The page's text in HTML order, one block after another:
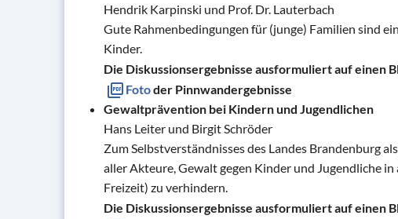
Hendrik Karpinski und Prof. Dr. Lauterbach
Gute Rahmenbedingungen für (junge) Familien sind
Kinder.
Die Diskussionsergebnisse ausformuliert auf einen
Fotoder Pinnwandergebnisse
Gewaltprävention bei Kindern und Jugendlichen
Hans Leiter und Birgit Schröder
Zum Selbstverständnisses des Landes Brandenburg
aller Akteure, Gewalt gegen Kinder und Jugendliche
Freizeit) zu verhindern.
Die Diskussionsergebnisse ausformuliert auf einen